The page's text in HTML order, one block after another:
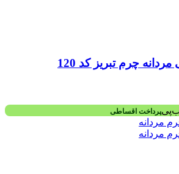
چرم تبریز کد 120
پرداخت اقساطی